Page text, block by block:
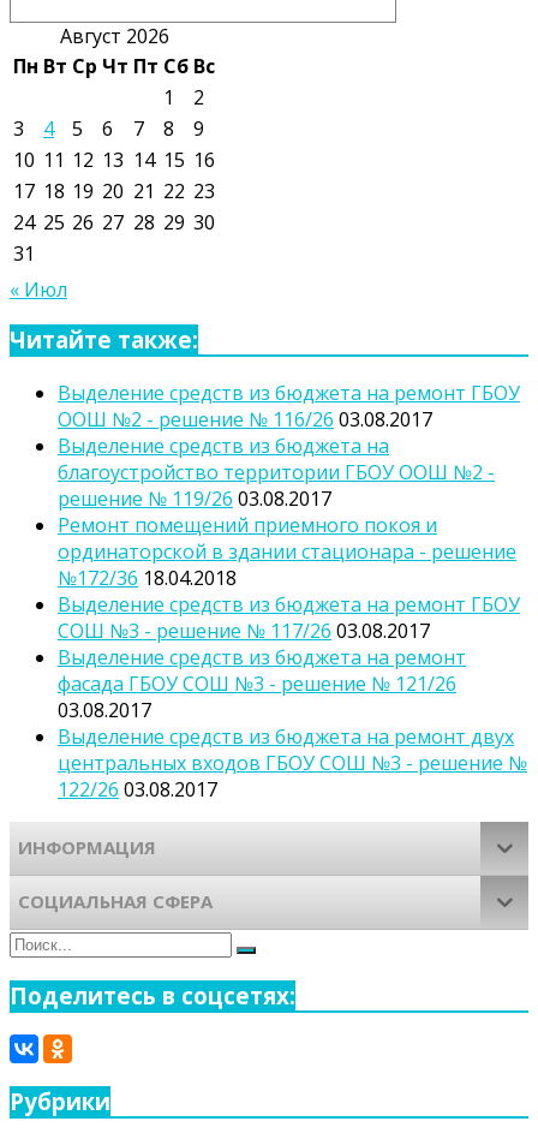
Август 2026
Пн Вт Ср Чт Пт Сб Вс
1
2
3
4 5 6 7 8
9
10 11 12 13 14 15 16
17 18 19 20 21 22 23
24 25 26 27 28 29 30
31
« Июл
Читайте также:
Выделение средств из бюджета на ремонт ГБОУ
ООШ №2 - решение № 116/26 03.08.2017
Выделение средств из бюджета на
благоустройство территории ГБОУ ООШ №2 -
решение № 119/26 03.08.2017
Ремонт помещений приемного покоя и
ординаторской в здании стационара - решение
№172/36 18.04.2018
Выделение средств из бюджета на ремонт ГБОУ
СОШ №3 - решение № 117/26 03.08.2017
Выделение средств из бюджета на ремонт
фасада ГБОУ СОШ №3 - решение № 121/26
03.08.2017
Выделение средств из бюджета на ремонт двух
центральных входов ГБОУ СОШ №3 - решение №
122/26 03.08.2017
ИНФОРМАЦИЯ
СОЦИАЛЬНАЯ СФЕРА
Поиск
Поиск
Поделитесь в соцсетях:
Рубрики